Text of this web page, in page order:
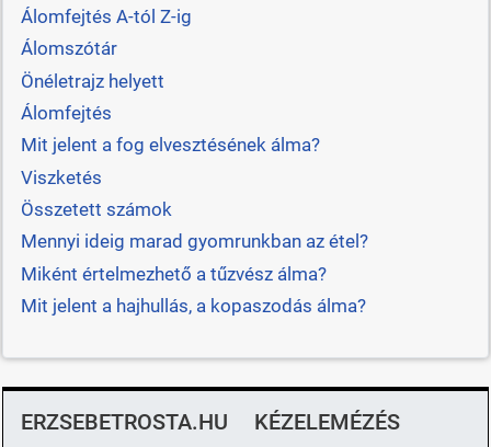
Álomfejtés A-tól Z-ig
Álomszótár
Önéletrajz helyett
Álomfejtés
Mit jelent a fog elvesztésének álma?
Viszketés
Összetett számok
Mennyi ideig marad gyomrunkban az étel?
Miként értelmezhető a tűzvész álma?
Mit jelent a hajhullás, a kopaszodás álma?
ERZSEBETROSTA.HU KÉZELEMÉZÉS